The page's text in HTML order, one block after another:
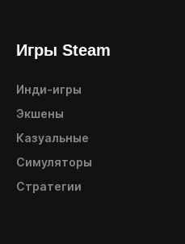
Игры Steam
Инди-игры
Экшены
Казуальные
Симуляторы
Стратегии